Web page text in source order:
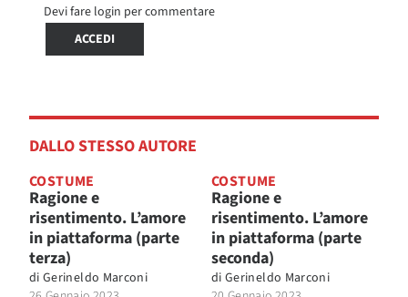
Devi fare login per commentare
ACCEDI
DALLO STESSO AUTORE
COSTUME
Ragione e
risentimento. L’amore
in piattaforma (parte
terza)
di Gerineldo Marconi
COSTUME
Ragione e
risentimento. L’amore
in piattaforma (parte
seconda)
di Gerineldo Marconi